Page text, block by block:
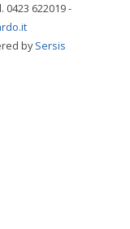
0423 622019 -
bySersis